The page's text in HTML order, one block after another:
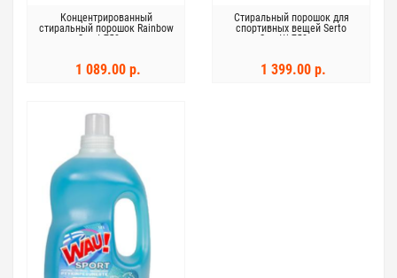
Концентрированный
стиральный порошок Rainbow
Sport 750 мл
1 089.00 р.
Стиральный порошок для
спортивных вещей Serto
Sportti 750 мл
1 399.00 р.